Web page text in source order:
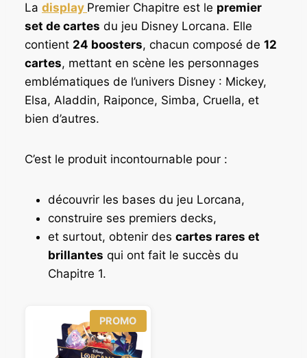
La display Premier Chapitre est le premier
set de cartes du jeu Disney Lorcana. Elle
contient 24 boosters, chacun composé de 12
cartes, mettant en scène les personnages
emblématiques de l’univers Disney : Mickey,
Elsa, Aladdin, Raiponce, Simba, Cruella, et
bien d’autres.
C’est le produit incontournable pour :
découvrir les bases du jeu Lorcana,
construire ses premiers decks,
et surtout, obtenir des cartes rares et
brillantes qui ont fait le succès du
Chapitre 1.
PROMOP
R
O
D